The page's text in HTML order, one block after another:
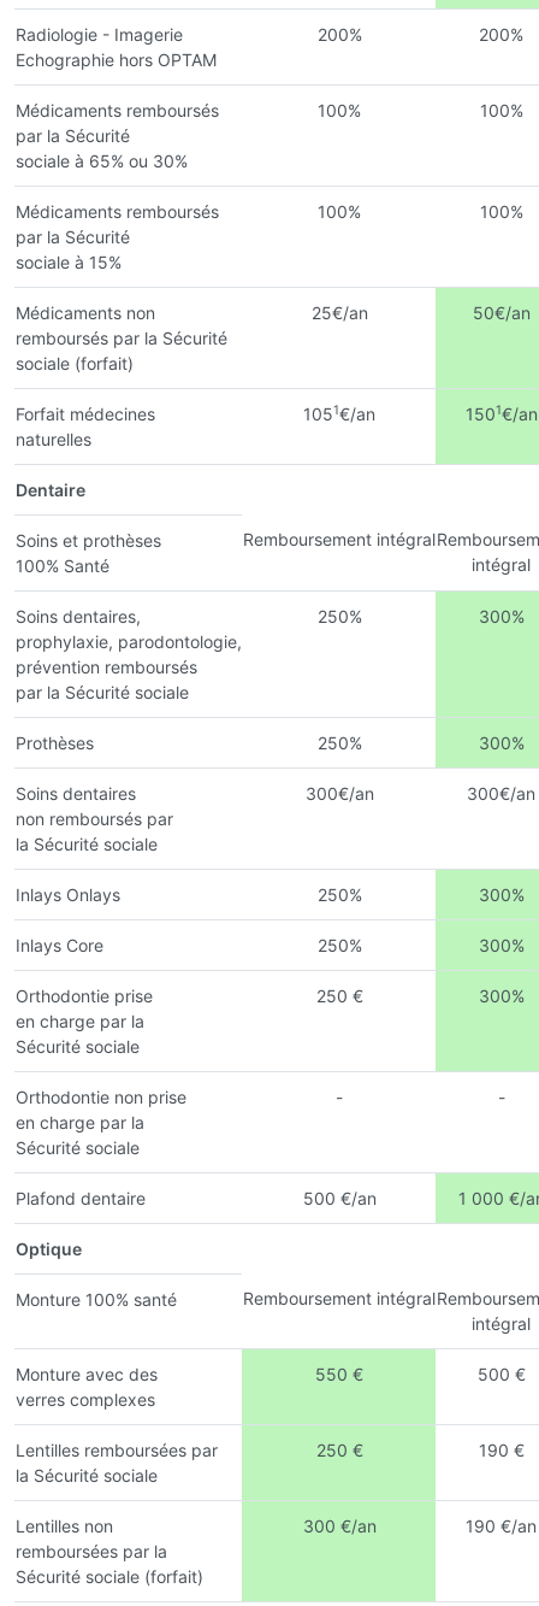
Radiologie - Imagerie
Echographie hors OPTAM
200% 200%
Médicaments remboursés
par la Sécurité
sociale à 65% ou 30%
100% 100%
Médicaments remboursés
par la Sécurité
sociale à 15%
100% 100%
Médicaments non
remboursés par la Sécurité
sociale (forfait)
25€/an 50€/an
Forfait médecines
naturelles
1051€/an 1501€/an
Dentaire
Soins et prothèses
100% Santé
Remboursement intégral
intégral
Soins dentaires,
prophylaxie, parodontologie,
prévention remboursés
par la Sécurité sociale
250% 300%
Prothèses 250% 300%
Soins dentaires
non remboursés par
la Sécurité sociale
300€/an 300€/an
Inlays Onlays 250% 300%
Inlays Core 250% 300%
Orthodontie prise
en charge par la
Sécurité sociale
250 € 300%
Orthodontie non prise
en charge par la
Sécurité sociale
- -
Plafond dentaire 500 €/an 1 000 €/
Optique
Monture 100% santé Remboursement intégral
intégral
Monture avec des
verres complexes
550 € 500 €
Lentilles remboursées par
la Sécurité sociale
250 € 190 €
Lentilles non
remboursées par la
Sécurité sociale (forfait)
300 €/an 190 €/an